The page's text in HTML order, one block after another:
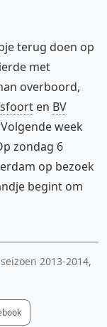
terug doen op
met
overboord,
en BV
week
zondag 6
op bezoek
begint om
2013-2014,